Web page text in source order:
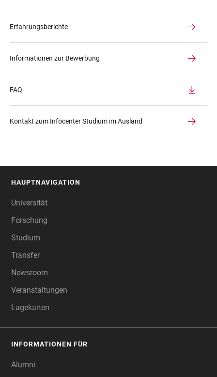
Erfahrungsberichte
Informationen zur Bewerbung
FAQ
Kontakt zum Infocenter Studium im Ausland
HAUPTNAVIGATION
Universität
Forschung
Studium
Transfer
Newsroom
Veranstaltungen
Lagekarten
INFORMATIONEN FÜR
Alumni